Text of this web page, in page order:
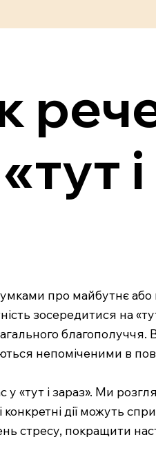
і
про майбутнє
зосередитися на
благополуччя.
непоміченими в
«тут і зараз». Ми
дії можуть
стресу, покращити